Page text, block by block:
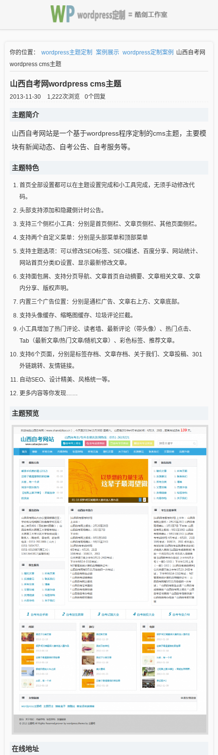
你的位置： wordpress主题定制 案例展示 wordpress定制案例
山西自考网
wordpress cms主题
山西自考网wordpress cms主题
2013-11-30 1,222次浏览 0个回复
主题简介
山西自考网站是一个基于wordpress程序定制的cms主题，主要模
块有新闻动态、自考公告、自考服务等。
主题特色
首页全部设置都可以在主题设置完成和小工具完成，无须手动修改代
码。
头部支持添加和隐藏倒计时公告。
支持三个侧栏小工具：分别是首页侧栏、文章页侧栏、其他页面侧栏。
支持两个自定义菜单：分别是头部菜单和顶部菜单
支持主题选项：可以修改SEO标签、SEO描述、百度分享、网站统计、
网站首页分类ID设置、显示最新修改文章。
支持面包屑、支持分页导航、文章首页自动摘要、文章相关文章、文章
内分享、版权声明。
内置三个广告位置：分别是通栏广告、文章右上方、文章底部。
支持头像缓存、缩略图缓存、垃圾评论拦截。
小工具增加了热门评论、读者墙、最新评论（带头像）、热门点击、
Tab（最新文章/热门文章/随机文章）、彩色标签、推荐文章。
支持6个页面，分别是标签存档、文章存档、关于我们、文章投稿、301
外链跳转、友情链接。
自动SEO、设计精美、风格统一等。
更多内容等你发现……
主题预览
在线地址